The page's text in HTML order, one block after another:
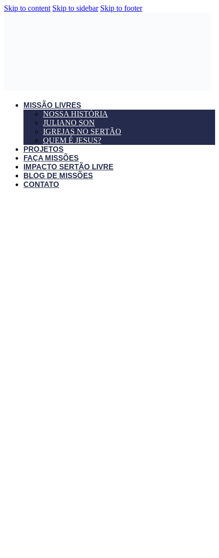
Skip to content Skip to sidebar Skip to footer
MISSÃO LIVRES
NOSSA HISTÓRIA
JULIANO SON
IGREJAS NO SERTÃO
QUEM É JESUS?
PROJETOS
FAÇA MISSÕES
IMPACTO SERTÃO LIVRE
BLOG DE MISSÕES
CONTATO